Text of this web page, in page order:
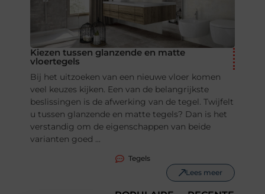
Kiezen tussen glanzende en matte
vloertegels
Bij het uitzoeken van een nieuwe vloer komen
veel keuzes kijken. Een van de belangrijkste
beslissingen is de afwerking van de tegel. Twijfelt
u tussen glanzende en matte tegels? Dan is het
verstandig om de eigenschappen van beide
varianten goed ...
Tegels
Lees meer